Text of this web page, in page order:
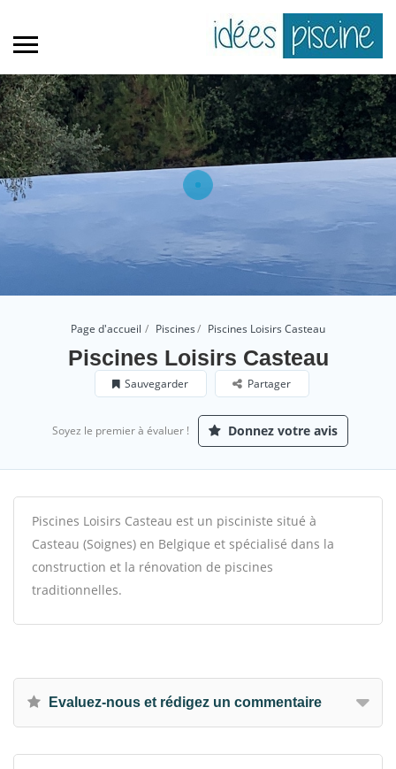
Page d'accueil Piscines Piscines Loisirs Casteau
Piscines Loisirs Casteau
Sauvegarder Partager
Soyez le premier à évaluer ! Donnez votre avis
Piscines Loisirs Casteau est un pisciniste situé à
Casteau (Soignes) en Belgique et spécialisé dans la
construction et la rénovation de piscines
traditionnelles.
Evaluez-nous et rédigez un commentaire